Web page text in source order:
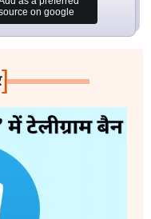
on google
]